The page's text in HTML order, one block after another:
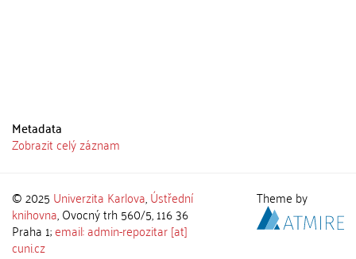
Metadata
Zobrazit celý záznam
© 2025 Univerzita Karlova,Ústřední
knihovna, Ovocný trh 560/5, 116 36
Praha 1;email: admin-repozitar [at]
cuni.cz
Theme by